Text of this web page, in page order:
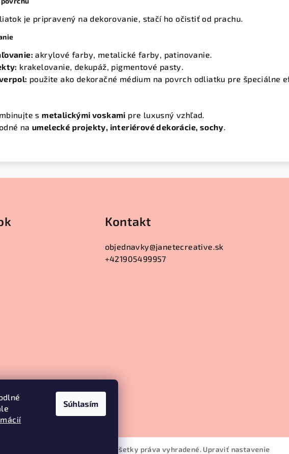
Súhlasím
je pripravený na dekorovanie, stačí ho očistiť od prachu.
akrylové farby, metalické farby, patinovanie.
krakelovanie, dekupáž, pigmentové pasty.
použite ako dekoračné médium na povrch odliatku pre špeciálne
s metalickými voskami pre luxusný vzhľad.
na umelecké projekty, interiérové dekorácie, sochy
Kontakt
objednavky@janetecreative.sk
+421905499957
. Všetky práva vyhradené. Upraviť nastavenie